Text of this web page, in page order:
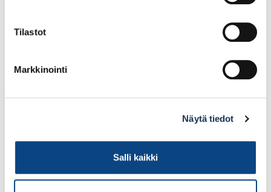
Tilastot
Markkinointi
Näytä tiedot
Salli kaikki
Lisää tilauskoriin